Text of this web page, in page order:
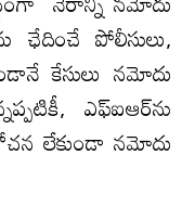
ఛేదించే పోలీసులు,
కేసులు నమోదు
ఎఫ్ఐఆర్‌ను
లేకుండా నమోదు